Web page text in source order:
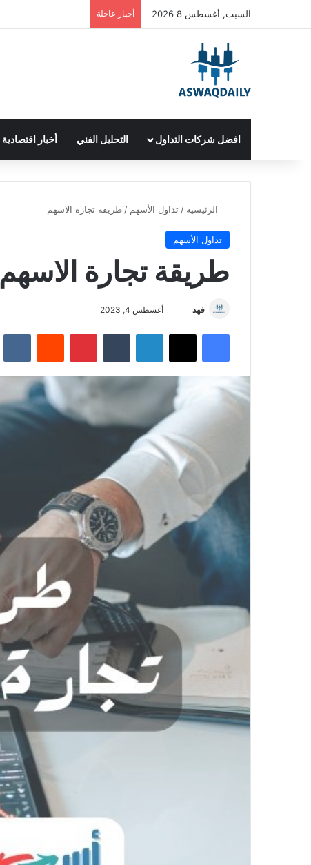
السبت, أغسطس 8 2026 أخبار عاجلة
افضل شركات التداول التحليل الفني أخبار اقتصادية
الرئيسية / تداول الأسهم / طريقة تجارة الاسهم
تداول الأسهم
طريقة تجارة الاسهم
فهد
ل
ب
ا
إ
ل
ر
أغسطس 4, 2023
فيسبوك لينكدإن بينتيريست